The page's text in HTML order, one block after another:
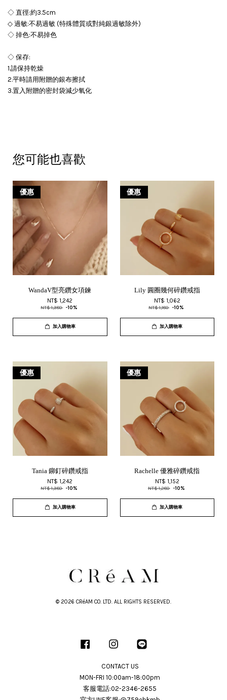
◇ 直徑:約3.5cm
◇ 過敏:不易過敏 (特殊體質或對純銀過敏除外)
◇ 掉色:不易掉色
◇ 保存:
1.請保持乾燥
2.平時請用附贈的銀布擦拭
3.置入附贈的密封袋減少氧化
您可能也喜歡
優惠
WandaV型亮鑽女項鍊
NT$ 1,242
NT$ 1,380 -10%
加入購物車
優惠
Lily 圓圈幾何碎鑽戒指
NT$ 1,062
NT$ 1,180 -10%
加入購物車
優惠
Tania 鉚釘碎鑽戒指
NT$ 1,242
NT$ 1,380 -10%
加入購物車
優惠
Rachelle 優雅碎鑽戒指
NT$ 1,152
NT$ 1,280 -10%
加入購物車
© 2026 CRéAM CO. LTD. ALL RIGHTS RESERVED.
Facebook Instagram
CONTACT US
MON-FRI 10:00am-18:00pm
客服電話:02-2346-2655